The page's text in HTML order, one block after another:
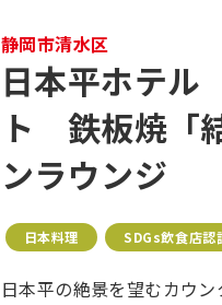
静岡市清水区
日本平ホテ
ト 鉄板焼「
ンラウンジ
日本料理 SDGs飲食店認
日本平の絶景を望むカウ